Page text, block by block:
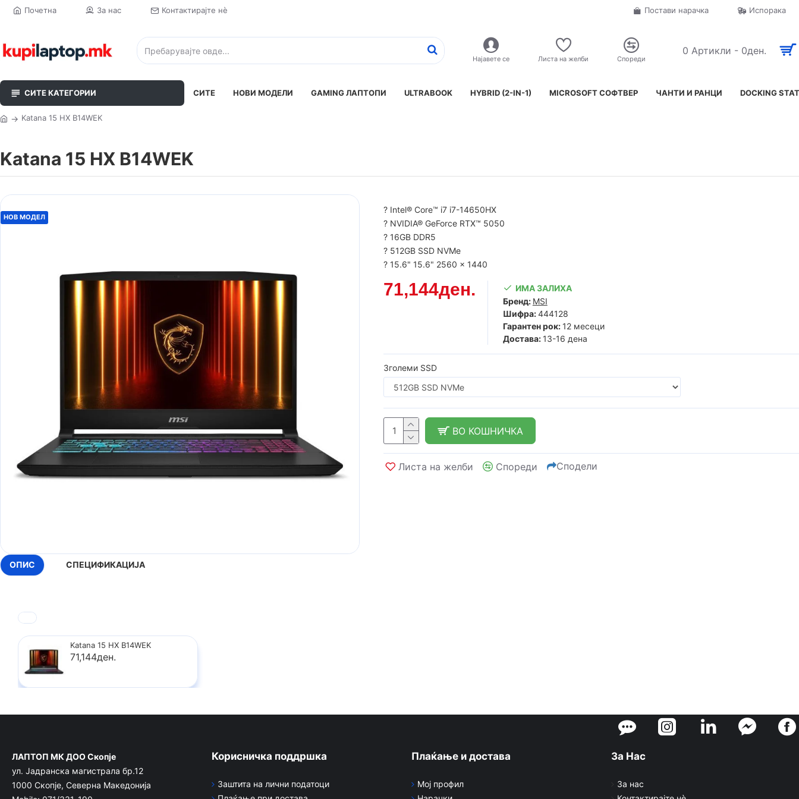
Почетна За нас Контактирајте нè Постави нарачка Испорака
Најавете се Листа на желби Спореди
0 Артикли - 0ден.
СИТЕ КАТЕГОРИИ СИТЕ НОВИ МОДЕЛИ GAMING ЛАПТОПИ ULTRABOOK HYBRID (2-IN-1) MICROSOFT СОФТВЕР ЧАНТИ И РАНЦИ DOCKING
Katana 15 HX B14WEK
Katana 15 HX B14WEK
НОВ МОДЕЛ
? Intel® Core™ i7 i7-14650HX
? NVIDIA® GeForce RTX™ 5050
? 16GB DDR5
? 512GB SSD NVMe
? 15.6" 15.6" 2560 x 1440
71,144ден.
ИМА ЗАЛИХА
Бренд: MSI
Шифра:444128
Гарантен рок: 12 месеци
Достава: 13-16 дена
Зголеми SSD
ВО КОШНИЧКА
Листа на желби Спореди Сподели
ОПИС СПЕЦИФИКАЦИЈА
Katana 15 HX B14WEK
71,144ден.
ЛАПТОП МК ДОО Скопје
ул. Јадранска магистрала бр.12
1000 Скопје, Северна Македонија
Корисничка поддршка
Заштита на лични податоци
Плаќање и достава
Мој профил
За Нас
За нас